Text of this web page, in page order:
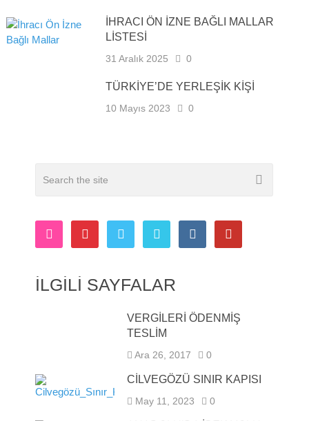
İHRACI ÖN İZNE BAĞLI MALLAR
LİSTESİ
31 Aralık 2025 0
TÜRKIYE’DE YERLEŞIK KIŞI
10 Mayıs 2023 0
İLGILI SAYFALAR
VERGİLERİ ÖDENMİŞ
TESLİM
Ara 26, 2017 0
CILVEGÖZÜ SINIR KAPISI
May 11, 2023 0